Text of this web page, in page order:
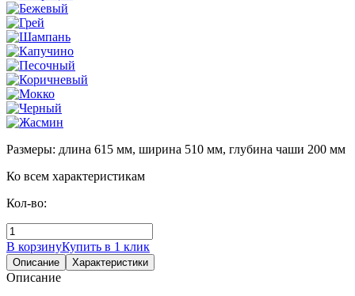
Размеры: длина 615 мм, ширина 510 мм, глубина чаши 200 мм
Ко всем характеристикам
Кол-во:
В корзинуКупить в 1 клик
Описание Характеристики
Описание